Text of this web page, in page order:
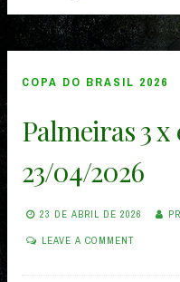
COPA DO BRASIL 2026
Palmeiras 3 x
23/04/2026
23 DE ABRIL DE 2026
LEAVE A COMMENT